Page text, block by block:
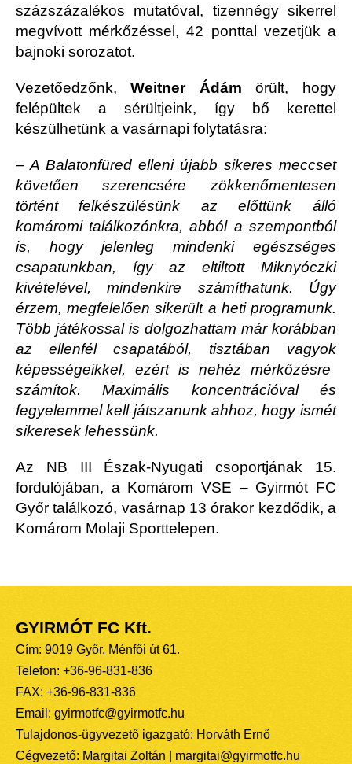
százszázalékos mutatóval, tizennégy sikerrel
megvívott mérkőzéssel, 42 ponttal vezetjük a
bajnoki sorozatot.
Vezetőedzőnk,Weitner Ádám örült, hogy
felépültek a sérültjeink, így bő kerettel
készülhetünk a vasárnapi folytatásra:
– A Balatonfüred elleni újabb sikeres meccset
követően szerencsére zökkenőmentesen
történt felkészülésünk az előttünk álló
komáromi találkozónkra, abból a szempontból
is, hogy jelenleg mindenki egészséges
csapatunkban, így az eltiltott Miknyóczki
kivételével, mindenkire számíthatunk. Úgy
érzem, megfelelően sikerült a heti programunk.
Több játékossal is dolgozhattam már korábban
az ellenfél csapatából, tisztában vagyok
képességeikkel, ezért is nehéz mérkőzésre
számítok. Maximális koncentrációval és
fegyelemmel kell játszanunk ahhoz, hogy ismét
sikeresek lehessünk.
Az NB III Észak-Nyugati csoportjának 15.
fordulójában, a Komárom VSE – Gyirmót FC
Győr találkozó, vasárnap 13 órakor kezdődik, a
Komárom Molaji Sporttelepen.
GYIRMÓT FC Kft.
Cím: 9019 Győr, Ménfői út 61.
Telefon: +36-96-831-836
FAX: +36-96-831-836
Email: gyirmotfc@gyirmotfc.hu
Tulajdonos-ügyvezető igazgató: Horváth Ernő
Cégvezető: Margitai Zoltán | margitai@gyirmotfc.hu